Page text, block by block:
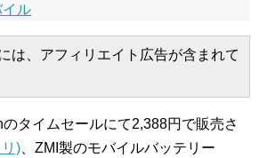
イル
は、アフィリエイト広告が含まれて
タイムセールにて2,388円で販売さ
) 、ZMI製のモバイルバッテリー